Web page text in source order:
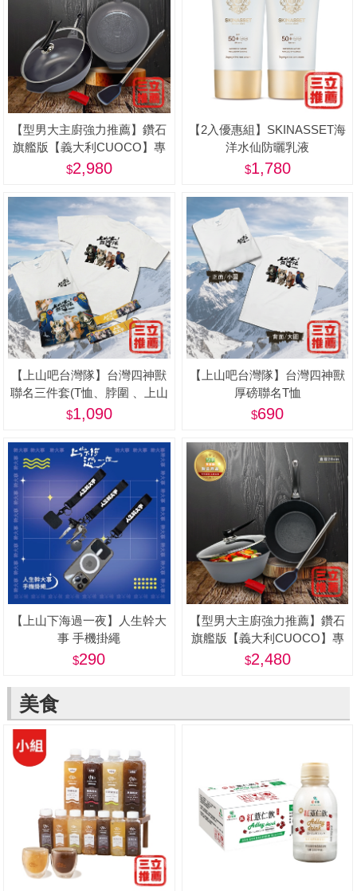
【型男大主廚強力推薦】鑽石
旗艦版【義大利CUOCO】專
利石墨烯S3-IH大寶鍋34cm(附
2,980
【2入優惠組】SKINASSET海
洋水仙防曬乳液
(SPF50+,PA++++)-美
1,780
【上山吧台灣隊】台灣四神獸
聯名三件套(T恤、脖圍 、上山
下海鑰匙圈)
1,090
【上山吧台灣隊】台灣四神獸
厚磅聯名T恤
690
【上山下海過一夜】人生幹大
事 手機掛繩
290
【型男大主廚強力推薦】鑽石
旗艦版【義大利CUOCO】專
利石墨烯S3-IH深煎炒鍋
2,480
美食